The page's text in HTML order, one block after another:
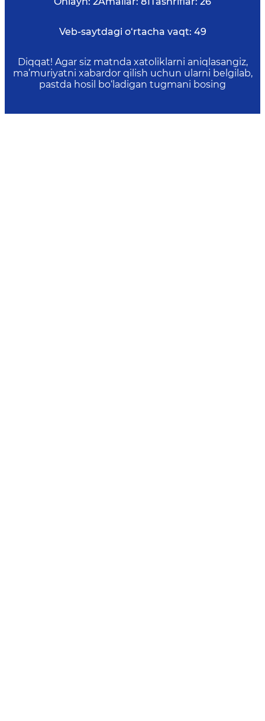
Veb-saytdagi o‘rtacha vaqt: 49
Diqqat! Agar siz matnda xatoliklarni aniqlasangiz,
ma’muriyatni xabardor qilish uchun ularni belgilab,
pastda hosil bo‘ladigan tugmani bosing